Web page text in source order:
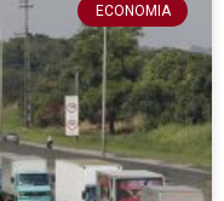
ECONOMIA